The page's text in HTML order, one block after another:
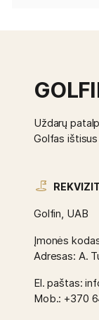
Uždarų
Golfas
Golfin, UAB
Įmonės
Adresas: A.
El. paštas:
Mob.: +370